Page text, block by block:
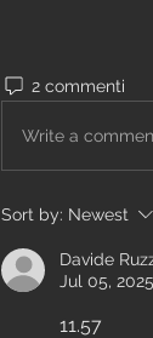
2 commenti
Write a
Sort by: Newest
Davide
Jul 05, 2025
11.57